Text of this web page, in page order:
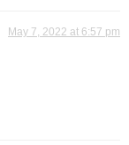
May 7, 2022 at 6:57 pm